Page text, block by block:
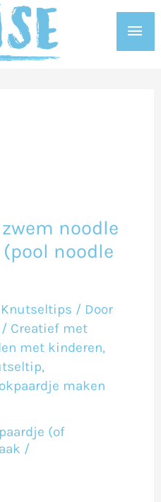
noodle
noodle
Knutseltips / Door
/ Creatief met
met kinderen,
,
maken
(of
/